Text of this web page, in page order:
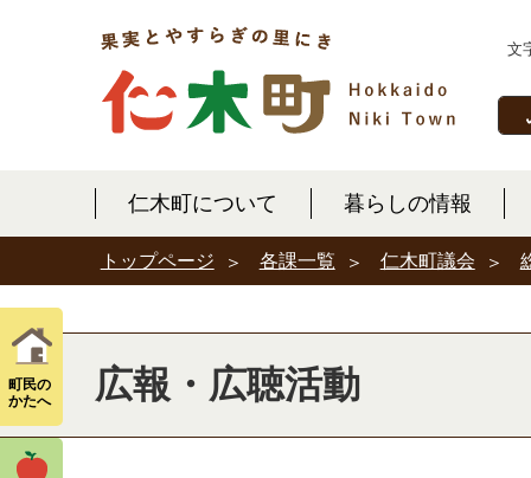
文
町民の
かたへ
仁木町について 暮らしの情報
トップページ 各課一覧 仁木町議会
広報・広聴活動